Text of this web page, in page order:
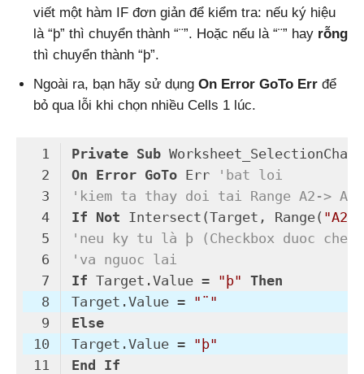
viết một hàm IF đơn giản để kiểm tra: nếu ký hiệu
là “þ” thì chuyển thành “¨”. Hoặc nếu là “¨” hay rỗng
thì chuyển thành “þ”.
Ngoài ra, bạn hãy sử dụng On Error GoTo Err để
bỏ qua lỗi khi chọn nhiều Cells 1 lúc.
Private Sub
On Error GoTo Err
'bat loi
'kiem ta thay doi tai Range A2-> A13
If Not Intersect(Target, Range(
'neu ky tu là þ (Checkbox duoc
'va nguoc lai
If Target.Value = "þ" Then
Target.Value = "¨"
Else
Target.Value = "þ"
End
If